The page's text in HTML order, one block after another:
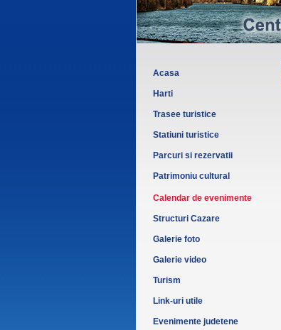
Acasa
Harti
Trasee turistice
Statiuni turistice
Parcuri si rezervatii
Patrimoniu cultural
Calendar de evenimente
Structuri Cazare
Galerie foto
Galerie video
Turism
Link-uri utile
Evenimente judetene